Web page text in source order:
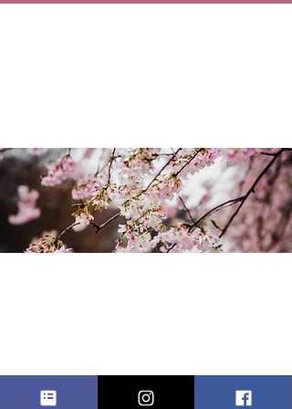
FESTIVAL
sam. 03 mai
  |
122 Oakdale Rd